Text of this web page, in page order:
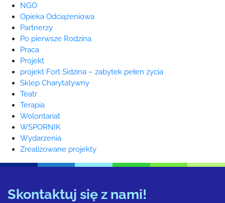
NGO
Opieka Odciążeniowa
Partnerzy
Po pierwsze Rodzina
Praca
Projekt
projekt Fort Sidzina – zabytek pełen życia
Sklep Charytatywny
Teatr
Terapia
Wolontariat
WSPORNIK
Wydarzenia
Zrealizowane projekty
Skontaktuj się z nami!